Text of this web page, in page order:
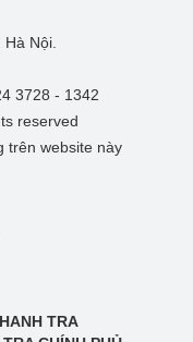
Nội.
3728 - 1342
reserved
trên website này
TRA